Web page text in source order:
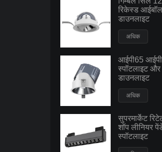
रिकेस्ड आईबॉल
डाउनलाइट
अधिक
आईपी65
स्पॉटलाइट और
डाउनलाइट
अधिक
सुपरमार्केट
शॉप लीनियर
स्पॉटलाइट